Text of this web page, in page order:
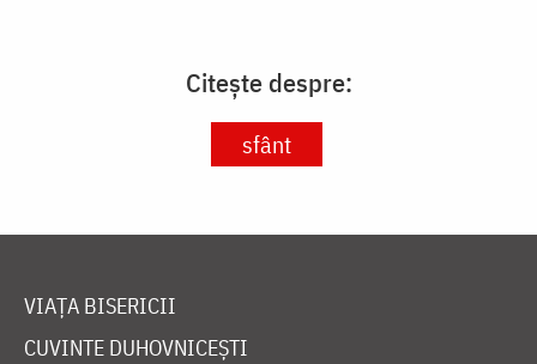
Citește despre:
sfânt
VIAȚA BISERICII
CUVINTE DUHOVNICEȘTI